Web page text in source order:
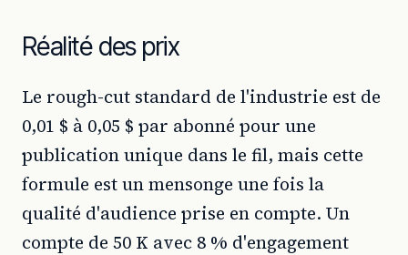
Réalité des prix
Le rough-cut standard de l'industrie est de
0,01 $ à 0,05 $ par abonné pour une
publication unique dans le fil, mais cette
formule est un mensonge une fois la
qualité d'audience prise en compte. Un
compte de 50 K avec 8 % d'engagement